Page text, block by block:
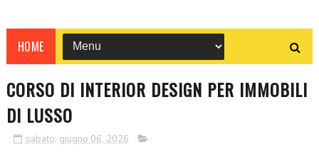
HOME
CORSO DI INTERIOR DESIGN PER IMMOBILI
DI LUSSO
sabato, giugno 06, 2026